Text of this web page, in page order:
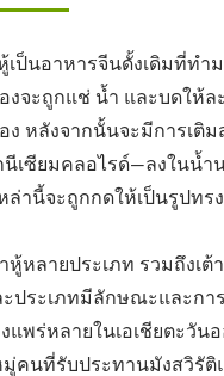
เป็นอาหารจีนดั้งเดิมที่ทำ
งจะถูกแช่ น้ำ และบดให้
ง หลังจากนั้นจะมีการเ
นีเซียมคลอไรด์—ลงในน้ำ
ล่านี้จะถูกกดให้เป็นรูปทร
หู้หลายประเภท รวมถึงเ
ะประเภทมีลักษณะและกา
แพร่หลายในเอเชียตะวัน
มู่คนที่รับประทานมังสวิรัติ